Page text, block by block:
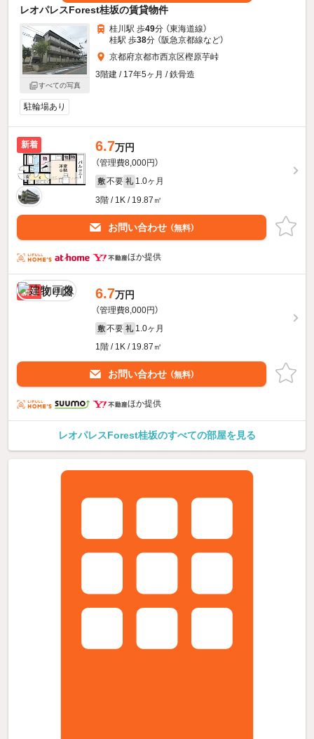
レオパレスForest桂坂の賃貸物件
すべての写真
桂川駅 歩49分 （東海道線）
桂駅 歩38分 （阪急京都線など）
京都府京都市西京区樫原芋峠
3階建 / 17年5ヶ月 / 鉄骨造
駐輪場あり
新着 6.7万円
（管理費8,000円）
敷 不要 礼 1.0ヶ月
3階 / 1K / 19.87㎡
お問い合わせ （無料）
ほか提供
新着 6.7万円
（管理費8,000円）
敷 不要 礼 1.0ヶ月
1階 / 1K / 19.87㎡
お問い合わせ （無料）
ほか提供
レオパレスForest桂坂のすべての部屋を見る